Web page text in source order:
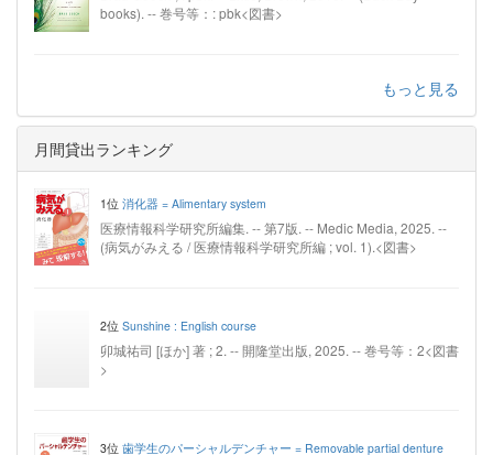
books). -- 巻号等：: pbk<図書>
もっと見る
月間貸出ランキング
1位 消化器 = Alimentary system
医療情報科学研究所編集. -- 第7版. -- Medic Media, 2025. --
(病気がみえる / 医療情報科学研究所編 ; vol. 1).<図書>
2位 Sunshine : English course
卯城祐司 [ほか] 著 ; 2. -- 開隆堂出版, 2025. -- 巻号等：2<図書
>
3位 歯学生のパーシャルデンチャー = Removable partial denture